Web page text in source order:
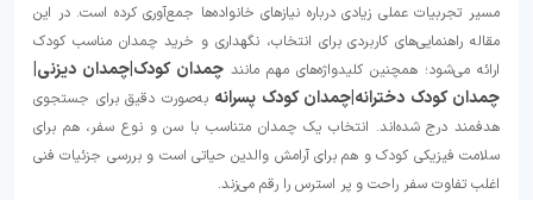
مسیر تجربیات عملی زیادی درباره نیازهای خانواده‌ها جمع‌آوری کرده است. در این
مقاله راهنمایی‌های کاربردی برای انتخاب، نگهداری و خرید چمدان مناسب کودک
ارائه می‌شود؛ همچنین کلیدواژه‌های مهم مانند چمدان کودک|چمدان دیزنی|
چمدان کودک دخترانه|چمدان کودک پسرانه به‌صورت دقیق برای جستجوی
هدفمند درج شده‌اند. انتخاب یک چمدان متناسب با سن و نوع سفر، هم برای
سلامت فیزیکی کودک و هم برای آرامش والدین حیاتی است و بررسی جزئیات فنی
اغلب تفاوت سفر راحت و پر استرس را رقم می‌زند.